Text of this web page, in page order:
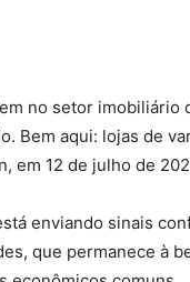
no setor imobiliário
Bem aqui: lojas de
em 12 de julho de
enviando sinais
que permanece à